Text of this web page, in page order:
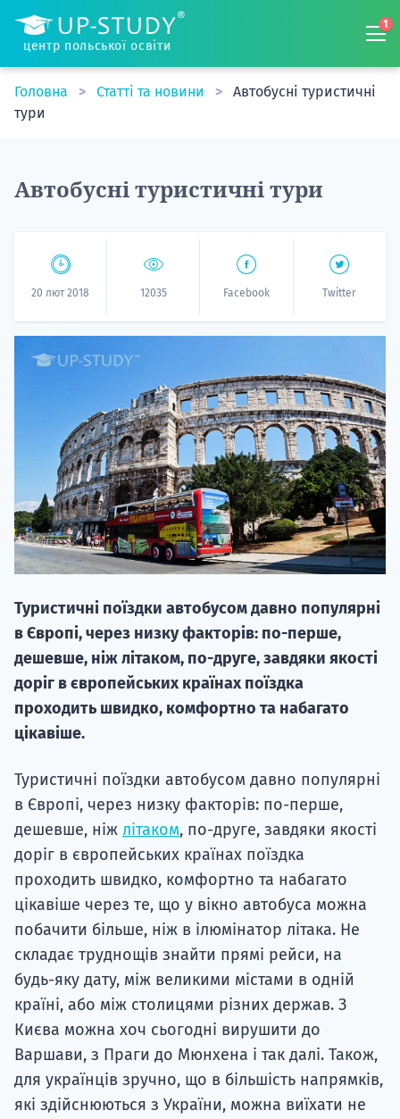
центр польської освіти
1
Головна Статті та новини
Автобусні туристичні
тури
Автобусні туристичні тури
20 лют 2018 12035 Facebook Twitter
Туристичні поїздки автобусом давно популярні
в Європі, через низку факторів: по-перше,
дешевше, ніж літаком, по-друге, завдяки якості
доріг в європейських країнах поїздка
проходить швидко, комфортно та набагато
цікавіше.
Туристичні поїздки автобусом давно популярні
в Європі, через низку факторів: по-перше,
дешевше, ніж літаком, по-друге, завдяки якості
доріг в європейських країнах поїздка
проходить швидко, комфортно та набагато
цікавіше через те, що у вікно автобуса можна
побачити більше, ніж в ілюмінатор літака. Не
складає труднощів знайти прямі рейси, на
будь-яку дату, між великими містами в одній
країні, або між столицями різних держав. З
Києва можна хоч сьогодні вирушити до
Варшави, з Праги до Мюнхена і так далі. Також,
для українців зручно, що в більшість напрямків,
які здійснюються з України, можна виїхати не
НАБІР
вступ на